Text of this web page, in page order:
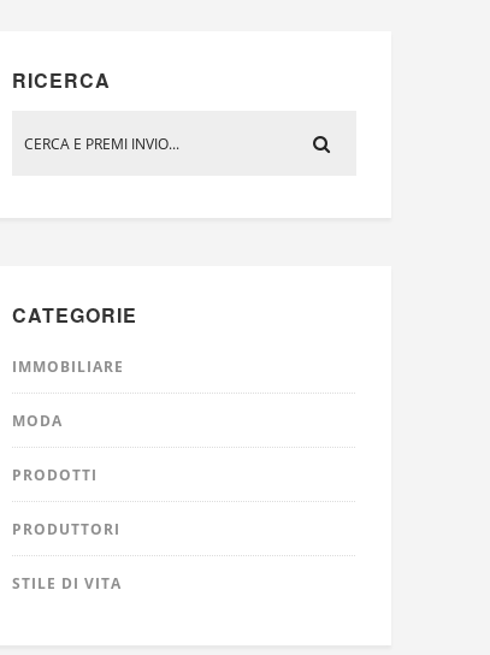
RICERCA
CATEGORIE
IMMOBILIARE
MODA
PRODOTTI
PRODUTTORI
STILE DI VITA